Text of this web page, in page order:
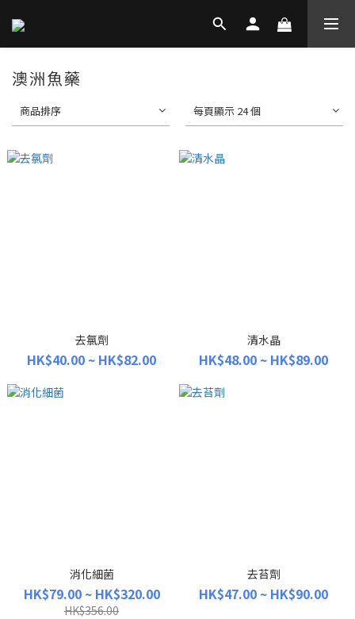
澳洲魚藥
商品排序 每頁顯示 24 個
去氯劑
HK$40.00 ~ HK$82.00
清水晶
HK$48.00 ~ HK$89.00
消化細菌
HK$79.00 ~ HK$320.00
HK$356.00
去苔劑
HK$47.00 ~ HK$90.00